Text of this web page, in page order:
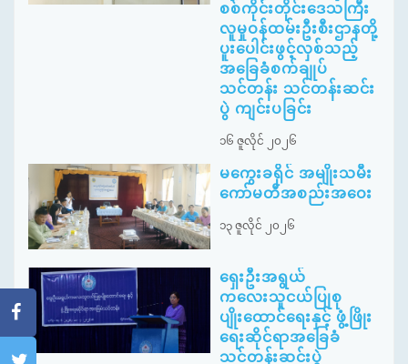
စစ်ကိုင်းတိုင်းဒေသကြီး
လူမှုဝန်ထမ်းဦးစီးဌာနတို့
ပူးပေါင်းဖွင့်လှစ်သည့်
အခြေခံစက်ချုပ်
သင်တန်း သင်တန်းဆင်း
ပွဲ ကျင်းပခြင်း
၁၆ ဇူလိုင် ၂၀၂၆
မကွေးခရိုင် အမျိုးသမီး
ကော်မတီအစည်းအဝေး
၁၃ ဇူလိုင် ၂၀၂၆
ရှေးဦးအရွယ်
ကလေးသူငယ်ပြုစု
ပျိုးထောင်ရေးနှင့် ဖွံ့ဖြိုး
ရေးဆိုင်ရာအခြေခံ
သင်တန်းဆင်းပွဲ